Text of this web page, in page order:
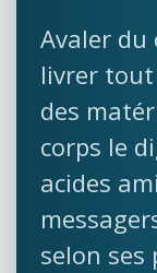
Avaler du
livrer
des
corps le
acides
selon ses